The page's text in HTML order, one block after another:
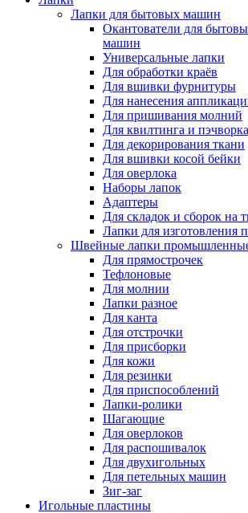
Лапки для бытовых машин
Окантователи для
машин
Универсальные лапки
Для обработки краёв
Для вшивки фурнитуры
Для нанесения
Для пришивания молний
Для квилтинга и пэчворка
Для декорирования ткани
Для вшивки косой бейки
Для оверлока
Наборы лапок
Адаптеры
Для складок и сборок на
Лапки для изготовления
Швейные лапки
Для прямострочек
Тефлоновые
Для молнии
Лапки разное
Для канта
Для отстрочки
Для присборки
Для кожи
Для резинки
Для приспособлений
Лапки-ролики
Шагающие
Для оверлоков
Для распошивалок
Для двухигольных
Для петельных машин
Зиг-заг
Игольные пластины